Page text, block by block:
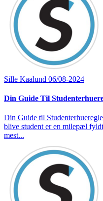
Sille Kaalund 06/08-2024
Din Guide Til
Din Guide til
blive student er en milepæl
mest...